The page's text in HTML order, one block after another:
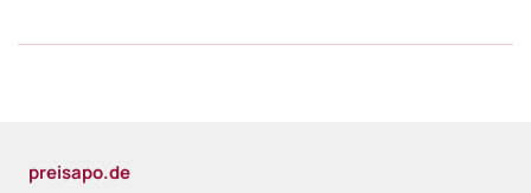
preisapo.de